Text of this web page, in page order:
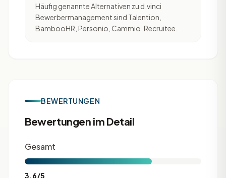
Häufig genannte Alternativen zu d.vinci
Bewerbermanagement sind Talention,
BambooHR, Personio, Cammio, Recruitee.
BEWERTUNGEN
Bewertungen im Detail
Gesamt
3.6/5